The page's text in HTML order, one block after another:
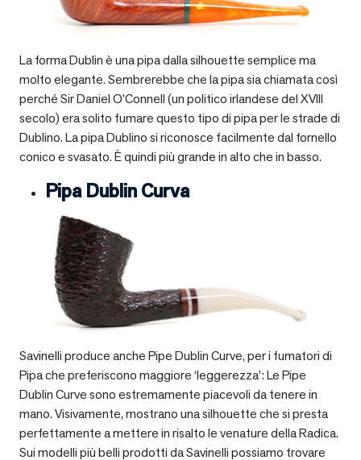
La forma Dublin è una pipa dalla silhouette semplice ma
molto elegante. Sembrerebbe che la pipa sia chiamata così
perché Sir Daniel O’Connell (un politico irlandese del XVIII
secolo) era solito fumare questo tipo di pipa per le strade di
Dublino. La pipa Dublino si riconosce facilmente dal fornello
conico e svasato. È quindi più grande in alto che in basso.
Pipa Dublin Curva
Savinelli produce anche Pipe Dublin Curve, per i fumatori di
Pipa che preferiscono maggiore ‘leggerezza’: Le Pipe
Dublin Curve sono estremamente piacevoli da tenere in
mano. Visivamente, mostrano una silhouette che si presta
perfettamente a mettere in risalto le venature della Radica.
Sui modelli più belli prodotti da Savinelli possiamo trovare